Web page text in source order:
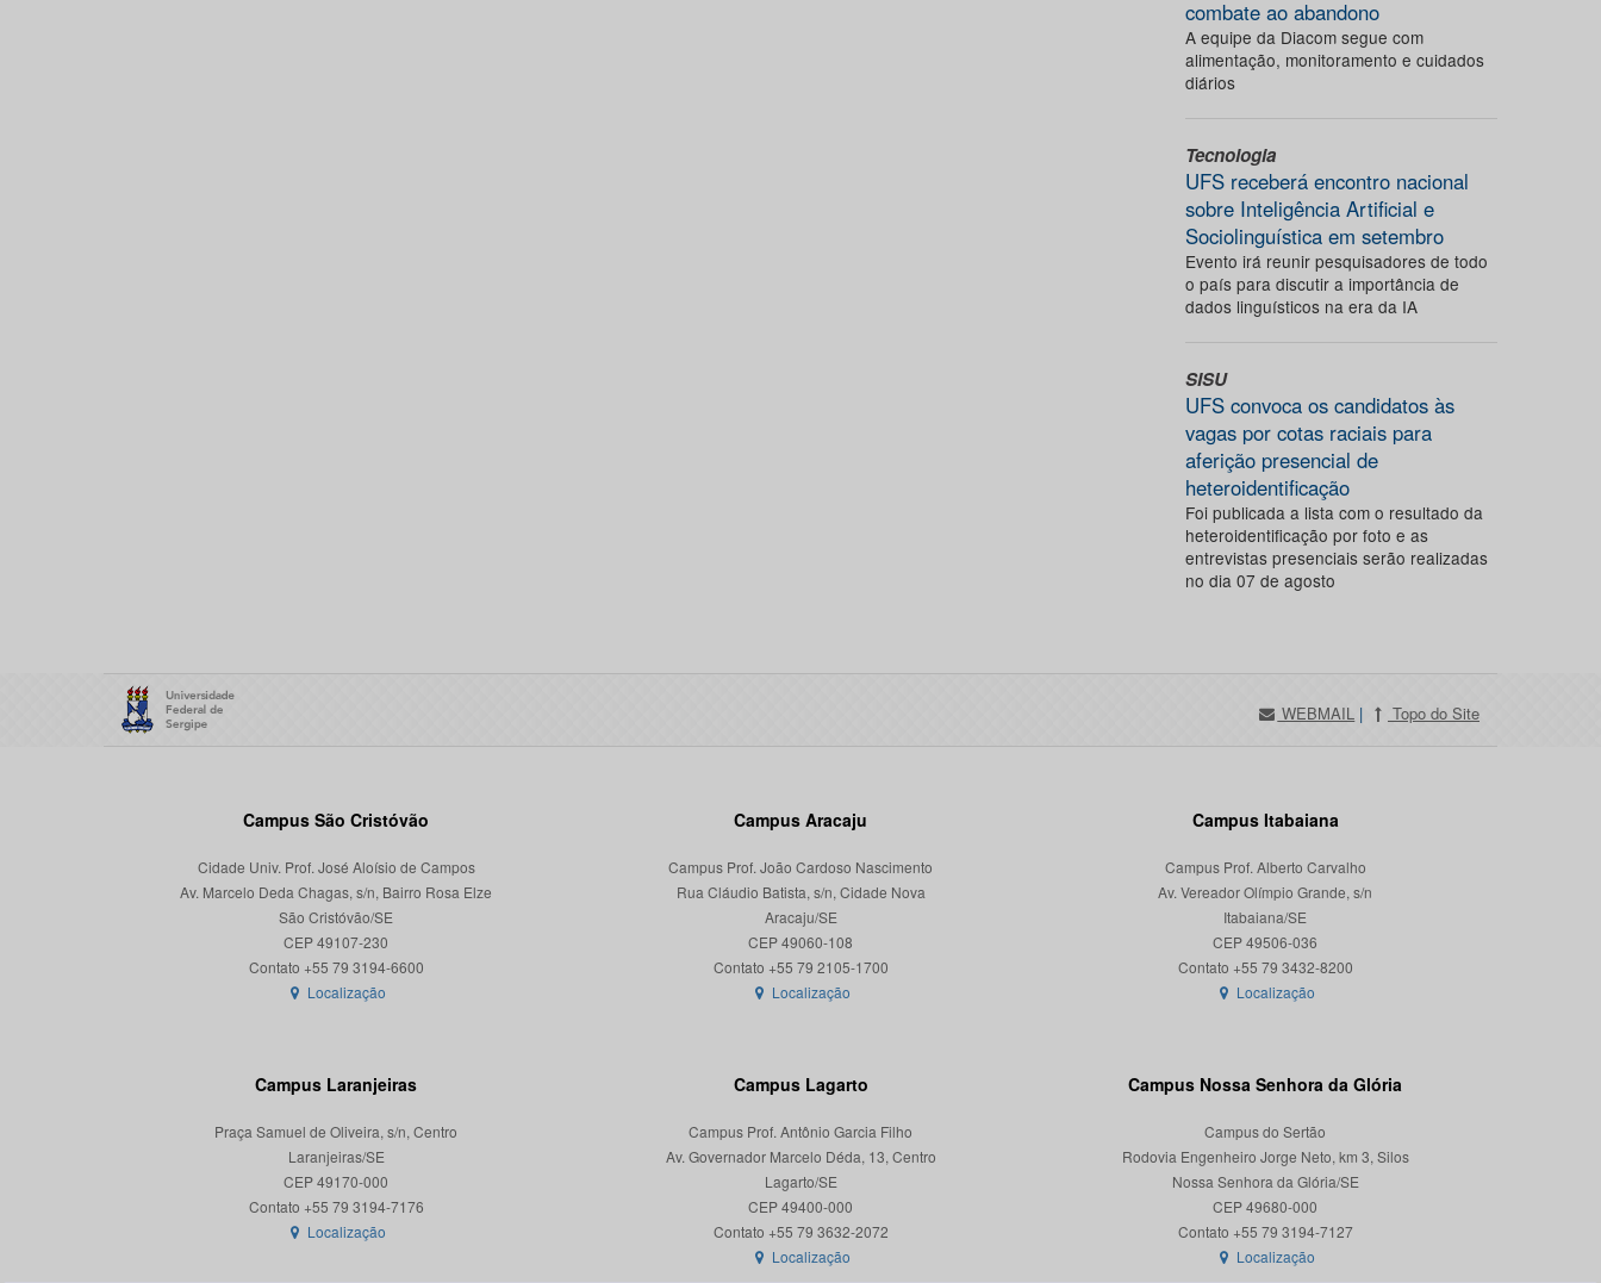
combate ao abandono
A equipe da Diacom segue com
alimentação, monitoramento e cuidados
diários
Tecnologia
UFS receberá encontro nacional
sobre Inteligência Artificial e
Sociolinguística em setembro
Evento irá reunir pesquisadores de todo
o país para discutir a importância de
dados linguísticos na era da IA
SISU
UFS convoca os candidatos às
vagas por cotas raciais para
aferição presencial de
heteroidentificação
Foi publicada a lista com o resultado da
heteroidentificação por foto e as
entrevistas presenciais serão realizadas
no dia 07 de agosto
WEBMAIL | Topo do Site
Campus São Cristóvão
Cidade Univ. Prof. José Aloísio de Campos
Av. Marcelo Deda Chagas, s/n, Bairro Rosa Elze
São Cristóvão/SE
CEP 49107-230
Localização
Campus Aracaju
Campus Prof. João Cardoso Nascimento
Rua Cláudio Batista, s/n, Cidade Nova
Aracaju/SE
CEP 49060-108
Localização
Campus Itabaiana
Campus Prof. Alberto Carvalho
Av. Vereador Olímpio Grande, s/n
Itabaiana/SE
CEP 49506-036
Localização
Campus Laranjeiras
Praça Samuel de Oliveira, s/n, Centro
Laranjeiras/SE
CEP 49170-000
Localização
Campus Lagarto
Campus Prof. Antônio Garcia Filho
Av. Governador Marcelo Déda, 13, Centro
Lagarto/SE
CEP 49400-000
Localização
Campus Nossa Senhora da Glória
Campus do Sertão
Rodovia Engenheiro Jorge Neto, km 3, Silos
Nossa Senhora da Glória/SE
CEP 49680-000
Contato +55 79 3194-7127
Localização